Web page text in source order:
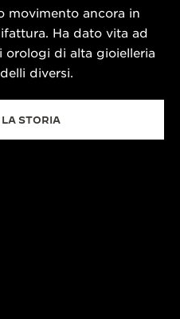
movimento ancora in
Ha dato vita ad
orologi di alta gioielleria
diversi.
LA STORIA